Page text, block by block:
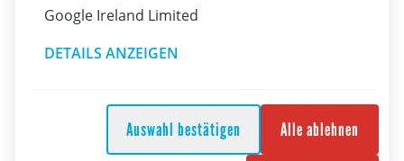
Google Ireland Limited
DETAILS ANZEIGEN
Auswahl bestätigen Alle ablehnen